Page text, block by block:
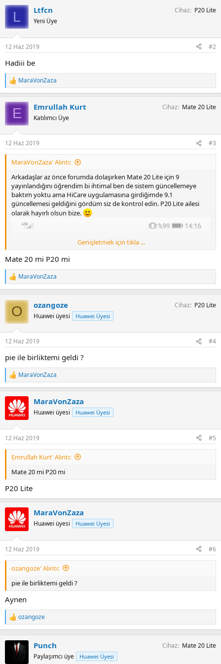
k
l
:
L Ltfcn
Yeni Üye
Cihaz P20 Lite
12 Haz 2019 #2
Hadiii be
T
e
k
l
:
MaraVonZaza
E Emrullah Kurt
Katılımcı Üye
Cihaz Mate 20 Lite
12 Haz 2019 #3
MaraVonZaza' Alıntı:
Arkadaşlar az önce forumda dolaşırken Mate 20 Lite için 9
yayınlandığını öğrendim bi ihtimal ben de sistem güncellemeye
baktım yoktu ama HiCare uygulamasına girdiğimde 9.1
güncellemesi geldiğini gördüm siz de kontrol edin. P20 Lite ailesi
olarak hayırlı olsun bize.
Genişletmek için tıkla ...
Mate 20 mi P20 mi
T
e
k
r
:
MaraVonZaza
O ozangoze
Huawei üyesi Huawei Üyesi
Cihaz P20 Lite
12 Haz 2019 #4
pie ile birliktemi geldi ?
T
e
k
i
l
:
MaraVonZaza
MaraVonZaza
Huawei üyesi Huawei Üyesi
12 Haz 2019 #5
Emrullah Kurt' Alıntı:
Mate 20 mi P20 mi
P20 Lite
MaraVonZaza
Huawei üyesi Huawei Üyesi
12 Haz 2019 #6
ozangoze' Alıntı:
pie ile birliktemi geldi ?
Aynen
T
e
ozangoze
Punch
Paylaşımcı üye Huawei Üyesi
Cihaz Mate 20 Lite